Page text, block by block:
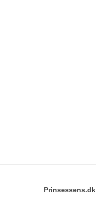
Prinsessens.dk